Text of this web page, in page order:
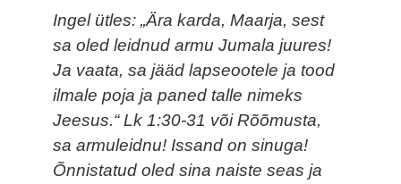
Ingel ütles: „Ära karda, Maarja, sest
sa oled leidnud armu Jumala juures!
Ja vaata, sa jääd lapseootele ja tood
ilmale poja ja paned talle nimeks
Jeesus.“ Lk 1:30-31 või Rõõmusta,
sa armuleidnu! Issand on sinuga!
Õnnistatud oled sina naiste seas ja